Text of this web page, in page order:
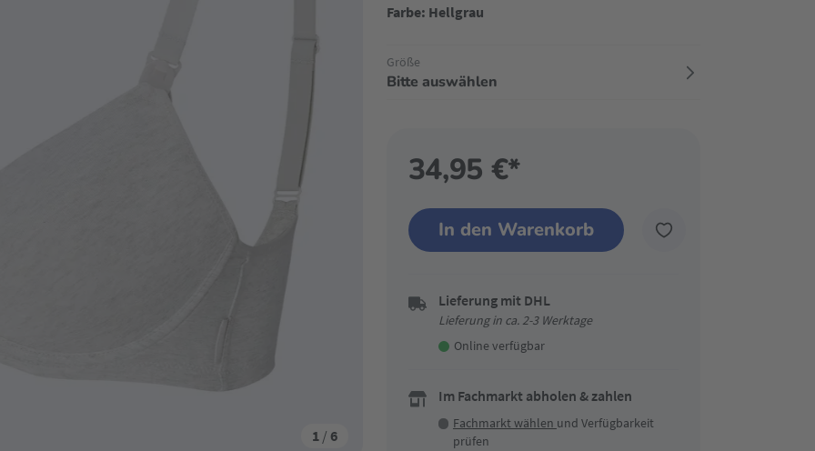
1 / 6
Farbe: Hellgrau
Größe
Bitte auswählen
34,95 €*
In den Warenkorb
Lieferung mit DHL
Lieferung in ca. 2-3 Werktage
Online verfügbar
Im Fachmarkt abholen & zahlen
Fachmarkt wählen und Verfügbarkeit
prüfen